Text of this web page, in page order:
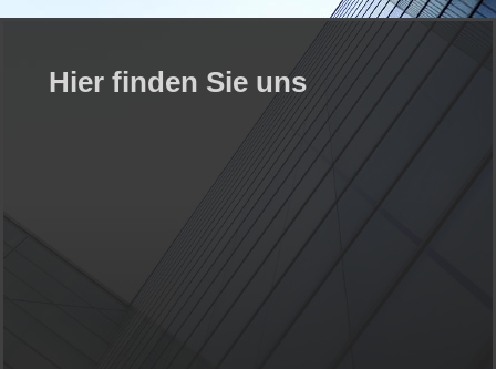
Hier finden Sie uns